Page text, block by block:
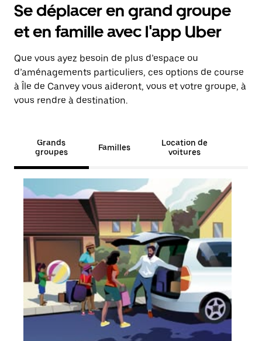
Se déplacer en grand groupe
et en famille avec l'app Uber
Que vous ayez besoin de plus d’espace ou
d’aménagements particuliers, ces options de course
à Île de Canvey vous aideront, vous et votre groupe, à
vous rendre à destination.
Grands
groupes
Familles
Location de
voitures